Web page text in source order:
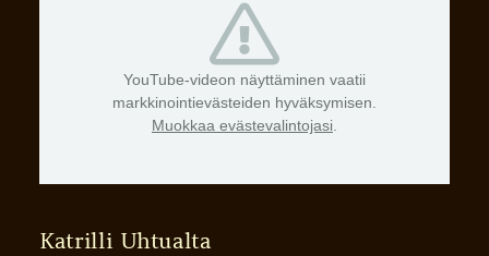
YouTube-videon näyttäminen vaatii
markkinointievästeiden hyväksymisen.
Muokkaa evästevalintojasi.
Katrilli Uhtualta